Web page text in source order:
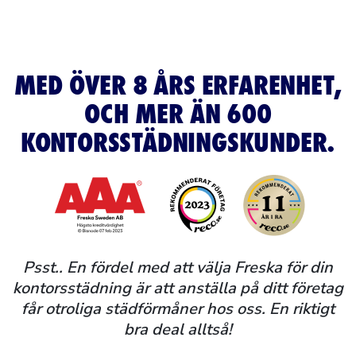
MED ÖVER 8 ÅRS ERFARENHET,
OCH MER ÄN 600
KONTORSSTÄDNINGSKUNDER.
Psst.. En fördel med att välja Freska för din
kontorsstädning är att anställa på ditt företag
får otroliga städförmåner hos oss. En riktigt
bra deal alltså!